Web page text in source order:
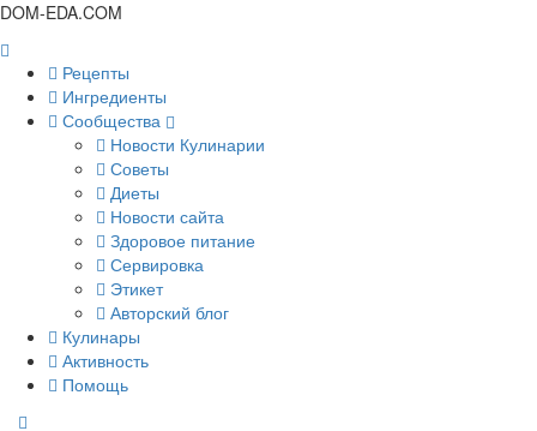
DOM-EDA.COM
Рецепты
Ингредиенты
Сообщества
Новости Кулинарии
Советы
Диеты
Новости сайта
Здоровое питание
Сервировка
Этикет
Авторский блог
Кулинары
Активность
Помощь